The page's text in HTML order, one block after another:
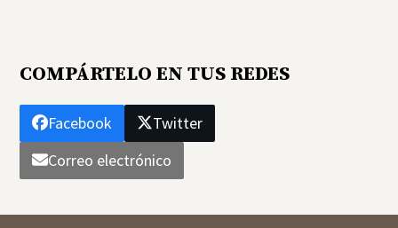
COMPÁRTELO EN TUS REDES
Facebook
Twitter
Correo electrónico